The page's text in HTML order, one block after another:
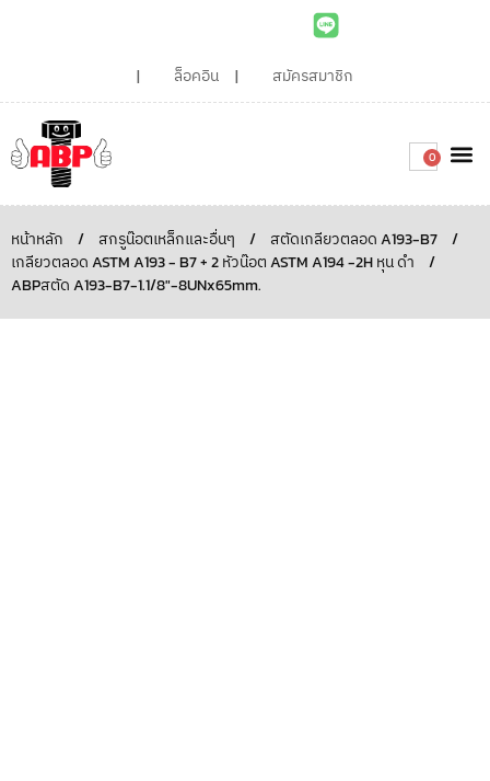
ล็อคอิน สมัครสมาชิก
0
หน้าหลัก / สกรูน๊อตเหล็กและอื่นๆ / สตัดเกลียวตลอด A193-B7
/
เกลียวตลอด ASTM A193 - B7 + 2 หัวน๊อต ASTM A194 -2H หุน ดำ
/
ABPสตัด A193-B7-1.1/8″-8UNx65mm.